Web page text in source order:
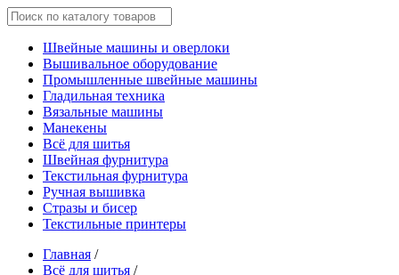
Швейные машины и оверлоки
Вышивальное оборудование
Промышленные швейные машины
Гладильная техника
Вязальные машины
Манекены
Всё для шитья
Швейная фурнитура
Текстильная фурнитура
Ручная вышивка
Стразы и бисер
Текстильные принтеры
Главная /
Всё для шитья /